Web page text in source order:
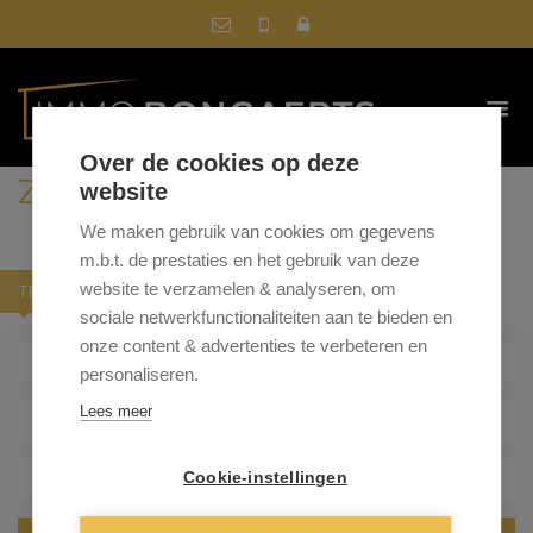
ZOEK IN ONS AANBOD
- Type woning -
- Max. prijs -
TE KOOP TE HUUR
Over de cookies op deze
website
We maken gebruik van cookies om gegevens
m.b.t. de prestaties en het gebruik van deze
website te verzamelen & analyseren, om
sociale netwerkfunctionaliteiten aan te bieden en
onze content & advertenties te verbeteren en
personaliseren.
Lees meer
Cookie-instellingen